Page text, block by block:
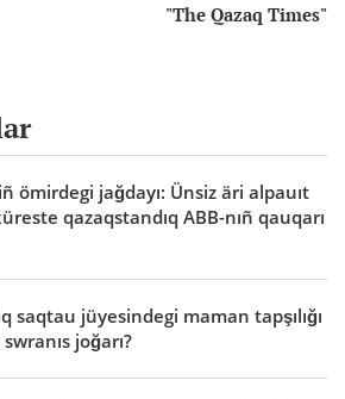
"The Qazaq Times"
ömirdegi jağdayı: Ünsiz äri alpauıt
qazaqstandıq ABB-nıñ qauqarı
saqtau jüyesindegi maman tapşılığı
joğarı?